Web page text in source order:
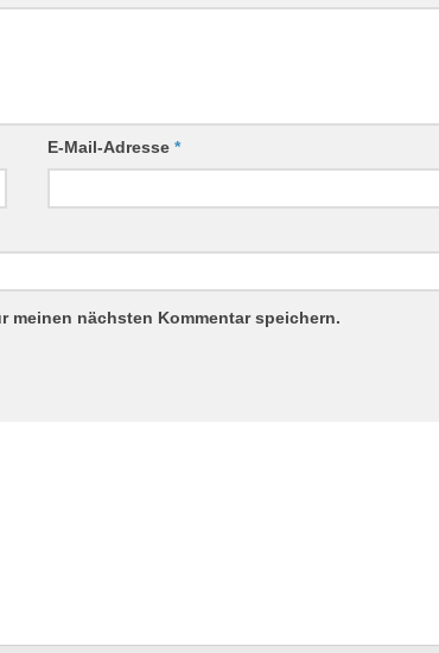
E-Mail-Adresse*
meinen nächsten Kommentar speichern.